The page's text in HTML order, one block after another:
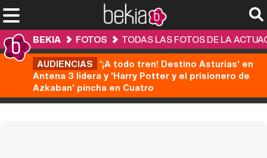
BEKIA FOTOS
TODAS LAS FOTOS DE LA
AUDIENCIAS '¡A todo tren! Destino Asturias' en
Antena 3 lidera y 'Harry Potter y el prisionero de
Azkaban' pincha en Cuatro